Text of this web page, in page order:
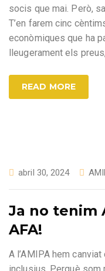
socis que mai. Però,
T’en farem cinc
econòmiques que ha
lleugerament els
READ MORE
abril 30, 2024
Ja no tenim
AFA!
A l’AMIPA hem